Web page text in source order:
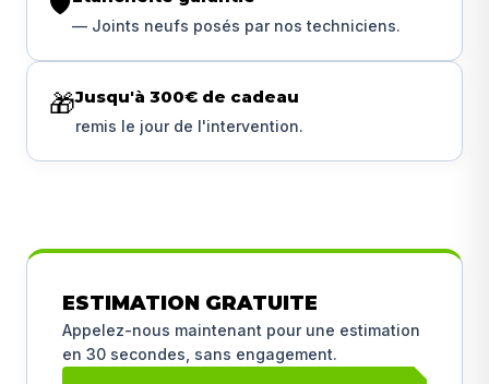
— Joints neufs posés par nos techniciens.
🎁Jusqu'à 300€ de cadeau
remis le jour de l'intervention.
ESTIMATION GRATUITE
Appelez-nous maintenant pour une estimation
en 30 secondes, sans engagement.